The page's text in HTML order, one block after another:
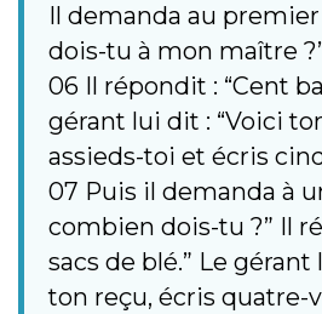
Il demanda au premier
dois-tu à mon maître
06 Il répondit : “Cent
gérant lui dit : “Voici
assieds-toi et écris
07 Puis il demanda à
combien dois-tu ?” Il
sacs de blé.” Le gérant
ton reçu, écris quatre-